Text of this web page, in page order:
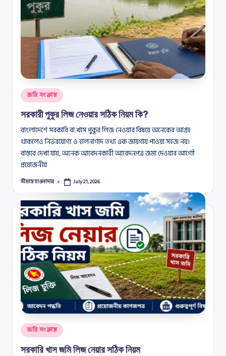
Posted
in
জমি সংক্রান্ত
সরকারী পুকুর লিজ নেওয়ার সঠিক নিয়ম কি?
বাংলাদেশে সরকারি বা খাস পুকুর লিজ নেওয়ার বিষয়ে অনেকের আগ্রহ
থাকলেও নির্ভরযোগ্য ও হালনাগাদ তথ্য এক জায়গায় পাওয়া সহজ নয়।
বাস্তবে দেখা যায়, অনেক আবেদনকারী আবেদনপত্র জমা দেওয়ার আগেই
প্রয়োজনীয়
Posted
সীমান্ত হাওলাদার July 21, 2026
Posted
in
জমি সংক্রান্ত
সরকারি খাস জমি লিজ নেয়ার সঠিক নিয়ম